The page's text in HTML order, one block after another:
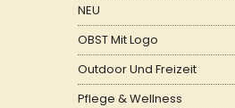
NEU
OBST Mit Logo
Outdoor Und Freizeit
Pflege & Wellness